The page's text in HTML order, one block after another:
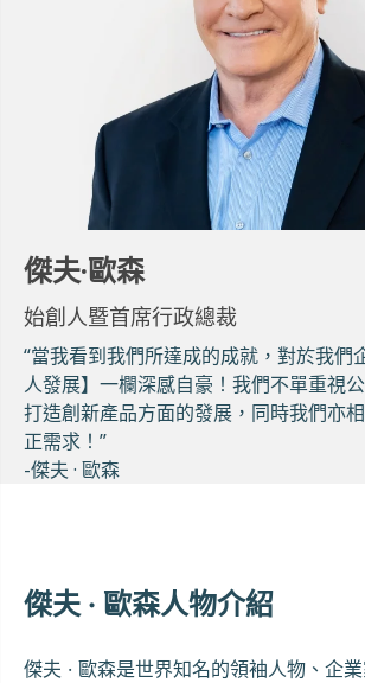
傑夫·歐森
始創人暨首席行政總裁
“當我看到我們所達成的成就，對於我們
人發展】一欄深感自豪！我們不單重視
打造創新產品方面的發展，同時我們亦
正需求！”
-傑夫 · 歐森
傑夫 · 歐森人物介紹
傑夫 · 歐森是世界知名的領袖人物、企